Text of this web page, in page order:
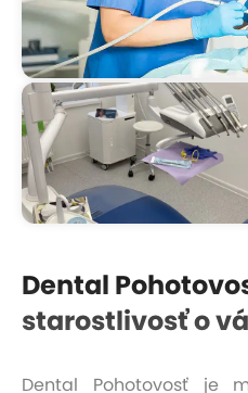
Dental
starostlivosť o
Dental Pohotovosť je